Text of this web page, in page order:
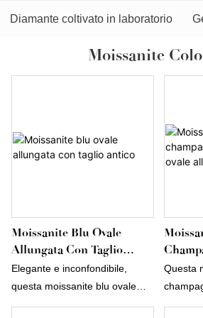
Diamante coltivato in laboratorio
Moissanite
Moissanite Blu Ovale
Allungata Con Taglio
Antico
Elegante e inconfondibile,
questa moissanite blu ovale
allungata con taglio antico
Ovale
Questa